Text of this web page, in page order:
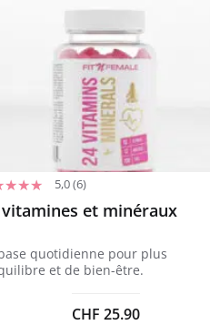
5,0 (6)
et minéraux
quotidienne pour plus
et de bien-être.
CHF 25.90